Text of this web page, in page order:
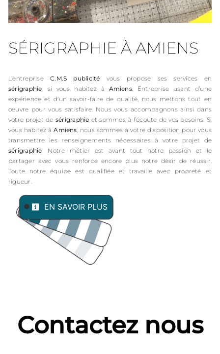
SÉRIGRAPHIE À AMIENS
L’entrepriseC.M.S publicité vous propose ses services en
sérigraphie, si vous habitez à Amiens. Entreprise usant d’une
expérience et d’un savoir-faire de qualité, nous mettons tout en
oeuvre pour vous satisfaire. Nous vous accompagnons ainsi dans
votre projet de sérigraphie et sommes à l’écoute de vos besoins. Si
vous habitez àAmiens, nous sommes à votre disposition pour vous
transmettre les renseignements nécessaires à votre projet de
sérigraphie. Notre métier est avant tout notre passion et le
partager avec vous renforce encore plus notre désir de réussir.
Toute notre équipe est qualifiée et travaille avec propreté et
rigueur.
EN SAVOIR PLUS
Contactez nous